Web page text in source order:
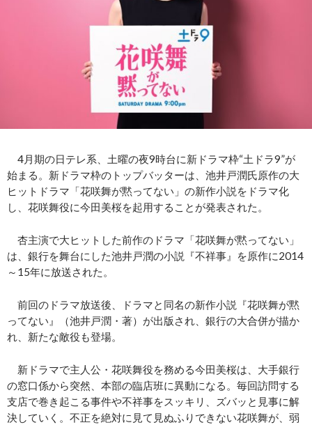
4月期の日テレ系、土曜の夜9時台に新ドラマ枠“土ドラ9”が
始まる。新ドラマ枠のトップバッターは、池井戸潤氏原作の大
ヒットドラマ「花咲舞が黙ってない」の新作小説をドラマ化
し、花咲舞役に今田美桜を起用することが発表された。
杏主演で大ヒットした前作のドラマ「花咲舞が黙ってない」
は、銀行を舞台にした池井戸潤の小説『不祥事』を原作に2014
～15年に放送された。
前回のドラマ放送後、ドラマと同名の新作小説『花咲舞が黙
ってない』（池井戸潤・著）が出版され、銀行の大合併が描か
れ、新たな敵役も登場。
新ドラマで主人公・花咲舞役を務める今田美桜は、大手銀行
の窓口係から突然、本部の臨店班に異動になる。毎回訪問する
支店で巻き起こる事件や不祥事をスッキリ、ズバッと見事に解
決していく。不正を絶対に見て見ぬふりできない花咲舞が、弱